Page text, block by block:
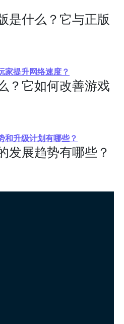
是什么？它与正版
家提升网络速度？
？它如何改善游戏
和升级计划有哪些？
发展趋势有哪些？